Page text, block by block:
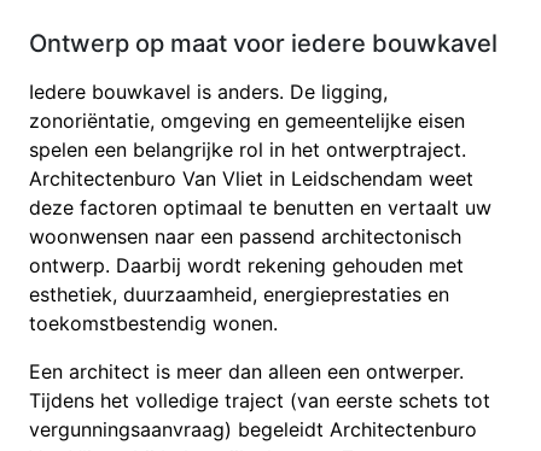
Ontwerp op maat voor iedere bouwkavel
Iedere bouwkavel is anders. De ligging,
zonoriëntatie, omgeving en gemeentelijke eisen
spelen een belangrijke rol in het ontwerptraject.
Architectenburo Van Vliet in Leidschendam weet
deze factoren optimaal te benutten en vertaalt uw
woonwensen naar een passend architectonisch
ontwerp. Daarbij wordt rekening gehouden met
esthetiek, duurzaamheid, energieprestaties en
toekomstbestendig wonen.
Een architect is meer dan alleen een ontwerper.
Tijdens het volledige traject (van eerste schets tot
vergunningsaanvraag) begeleidt Architectenburo